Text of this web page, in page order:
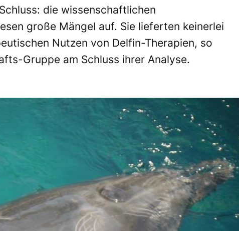
die wissenschaftlichen
große Mängel auf. Sie lieferten keinerlei
Nutzen von Delfin-Therapien, so
Gruppe am Schluss ihrer Analyse.